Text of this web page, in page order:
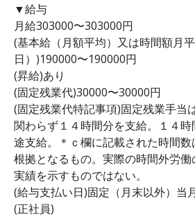
▼給与
月給303000〜303000円
(基本給（月額平均）又は時間額月
日）)190000〜190000円
(昇給)あり
(固定残業代)30000〜30000円
(固定残業代特記事項)固定残業手当
関わらず１４時間分を支給。１４
途支給。＊ｃ欄に記載された時間
根拠となるもの。実際の時間外労
実績を示すものではない。
(給与支払い日)固定（月末以外）当
(正社員)